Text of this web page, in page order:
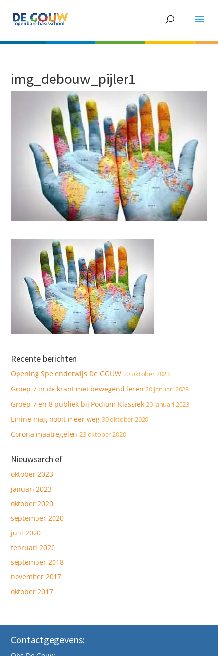
img_debouw_pijler1
Recente berichten
Opening Spelenderwijs De GOUW 20 oktober 2023
Groep 7 in de krant met bewegend leren 20 januari 2023
Groep 7 en 8 publiek bij Podium Klassiek 20 januari 2023
Emine mag nooit meer weg 30 oktober 2020
Corona maatregelen 23 oktober 2020
Nieuwsarchief
oktober 2023
januari 2023
oktober 2020
september 2020
juni 2020
februari 2020
september 2018
november 2017
oktober 2017
Contactgegevens: